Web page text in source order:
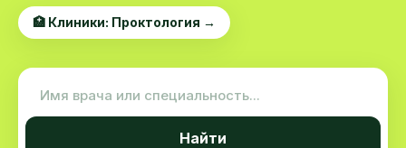
🏥 Клиники: Проктология →
Найти